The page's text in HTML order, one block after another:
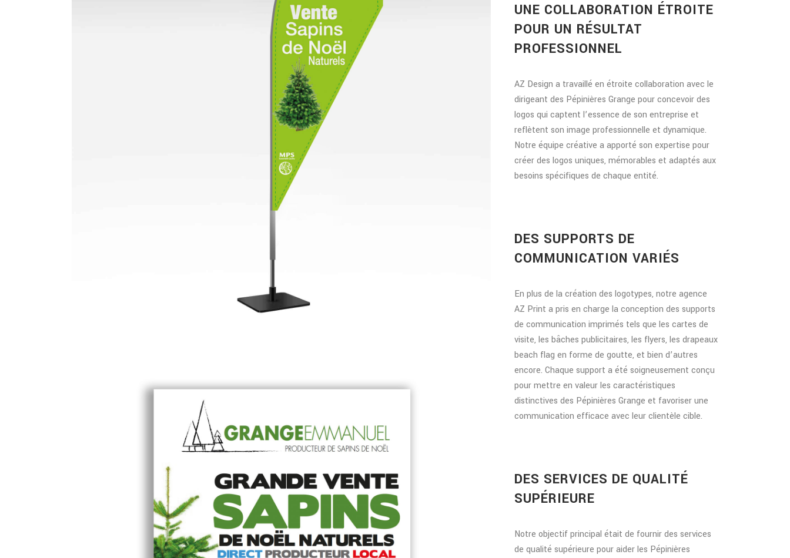
UNE COLLABORATION ÉTROITE
POUR UN RÉSULTAT
PROFESSIONNEL
AZ Design a travaillé en étroite collaboration avec le
dirigeant des Pépinières Grange pour concevoir des
logos qui captent l’essence de son entreprise et
reflètent son image professionnelle et dynamique.
Notre équipe créative a apporté son expertise pour
créer des logos uniques, mémorables et adaptés aux
besoins spécifiques de chaque entité.
DES SUPPORTS DE
COMMUNICATION VARIÉS
En plus de la création des logotypes, notre agence
AZ Print a pris en charge la conception des supports
de communication imprimés tels que les cartes de
visite, les bâches publicitaires, les flyers, les drapeaux
beach flag en forme de goutte, et bien d’autres
encore. Chaque support a été soigneusement conçu
pour mettre en valeur les caractéristiques
distinctives des Pépinières Grange et favoriser une
communication efficace avec leur clientèle cible.
DES SERVICES DE QUALITÉ
SUPÉRIEURE
Notre objectif principal était de fournir des services
de qualité supérieure pour aider les Pépinières